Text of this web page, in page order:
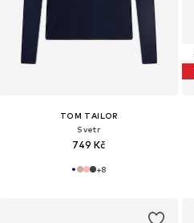
TOM TAILOR
Svetr
749 Kč
+8